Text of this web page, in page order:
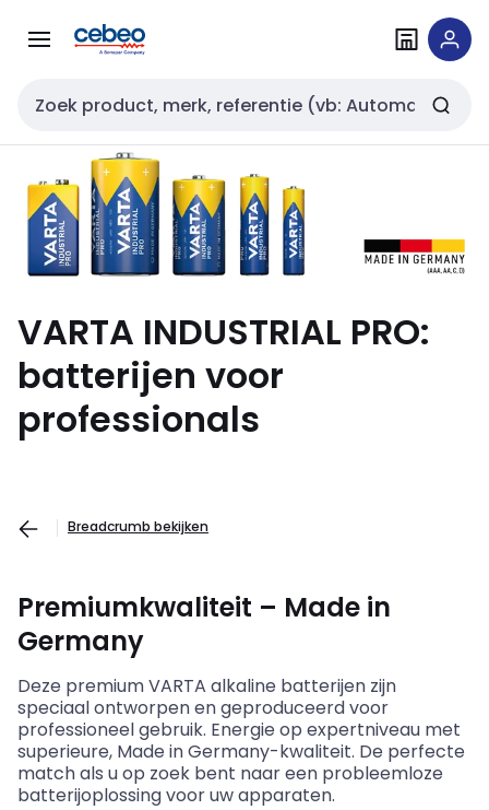
naar
naar
Zoekveld invoer
VARTA INDUSTRIAL PRO:
batterijen voor
professionals
Breadcrumb bekijken
Premiumkwaliteit – Made in
Germany
Deze premiumVARTA alkaline batterijen zijn
speciaal ontworpen en geproduceerd voor
professioneel gebruik. Energie op expertniveau met
superieure, Made in Germany-kwaliteit. De perfecte
match als u op zoek bent naar een probleemloze
batterijoplossing voor uw apparaten.